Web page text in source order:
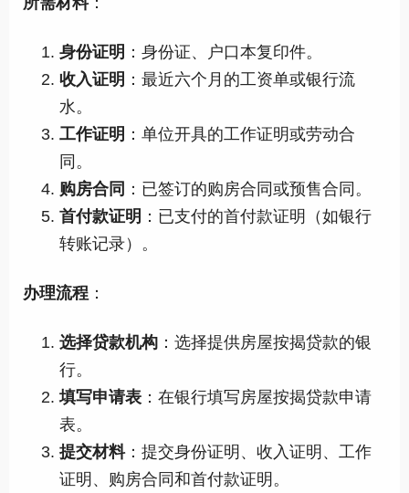
身份证明 ：身份证、户口本复印件。
收入证明 ：最近六个月的工资单或银行流
水。
工作证明 ：单位开具的工作证明或劳动合
同。
购房合同 ：已签订的购房合同或预售合同。
首付款证明 ：已支付的首付款证明（如银行
转账记录）。
办理流程 ：
选择贷款机构 ：选择提供房屋按揭贷款的银
行。
填写申请表 ：在银行填写房屋按揭贷款申请
表。
提交材料：提交身份证明、收入证明、工作
证明、购房合同和首付款证明。